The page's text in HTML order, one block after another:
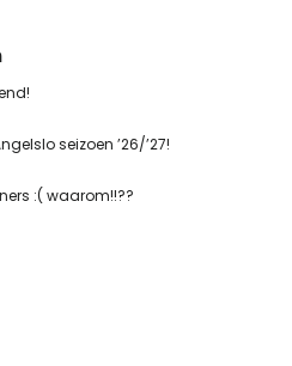
seizoen ’26/’27!
:( waarom!!??